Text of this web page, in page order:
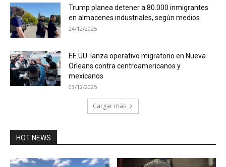
Trump planea detener a 80.000 inmigrantes
en almacenes industriales, según medios
24/12/2025
EE.UU. lanza operativo migratorio en Nueva
Orleans contra centroamericanos y
mexicanos
03/12/2025
Cargar más
HOT NEWS